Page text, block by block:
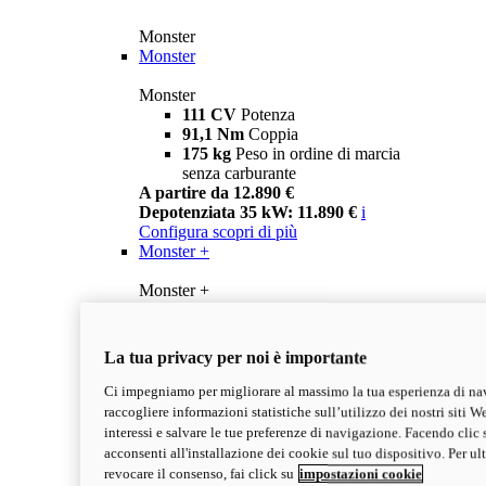
Monster
Monster
Monster
111 CV Potenza
91,1 Nm Coppia
175 kg Peso in ordine di marcia
senza carburante
A partire da 12.890 €
Depotenziata 35 kW: 11.890 € i
Configura scopri di più
Monster +
Monster +
Peso in ordine di marcia
senza carburante
A partire da 13.290 €
Depotenziata 35 kW: 12.290 €i
Configura Scopri di più
new Monster 100
La tua privacy per noi è importante
Ci impegniamo per migliorare al massimo la tua esperienza di
raccogliere informazioni statistiche sull’utilizzo dei nostri siti
interessi e salvare le tue preferenze di navigazione. Facendo
acconsenti all'installazione dei cookie sul tuo dispositivo. Per
revocare il consenso, fai click su impostazioni cookie